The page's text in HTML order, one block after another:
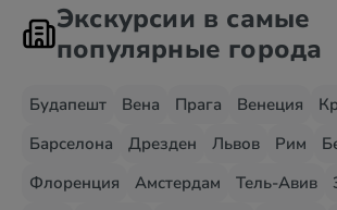
Экскурсии в самые
популярные города
Будапешт Вена Прага Венеция
Барселона
Дрезден Львов Рим
Флоренция
Амстердам Тель-Авив